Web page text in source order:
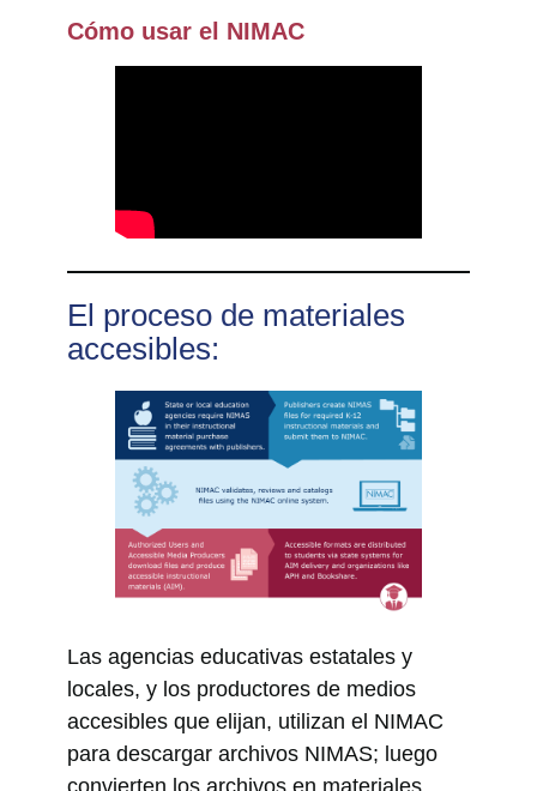
Cómo usar el NIMAC
El proceso de materiales
accesibles:
Las agencias educativas estatales y
locales, y los productores de medios
accesibles que elijan, utilizan el NIMAC
para descargar archivos NIMAS; luego